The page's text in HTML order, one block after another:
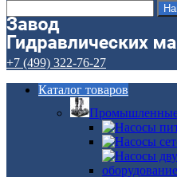
+7 (499) 322-76-27
Каталог товаров